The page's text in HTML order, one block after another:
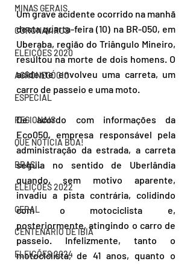
MINAS GERAIS
CORONAVÍRUS
ELEIÇÕES 2020
AGRONEGÓCIO
ESPECIAL
REGIONAIS
QUE NOTÍCIA BOA!
BRASIL
ELEIÇÕES 2022
GERAL
CENTENÁRIO DE IBIÁ
ELEIÇÕES 2024
Um grave acidente ocorrido na manhã
desta quarta-feira (10) na BR-050, em
Uberaba, região do Triângulo Mineiro,
resultou na morte de dois homens. O
acidente envolveu uma carreta, um
carro de passeio e uma moto.
De acordo com informações da
Eco050, empresa responsável pela
administração da estrada, a carreta
seguia no sentido de Uberlândia
quando, sem motivo aparente,
invadiu a pista contrária, colidindo
com o motociclista e,
posteriormente, atingindo o carro de
passeio. Infelizmente, tanto o
motociclista, de 41 anos, quanto o